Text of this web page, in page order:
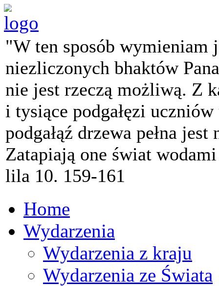
"W ten sposób wymieniam
niezliczonych bhaktów
nie jest rzeczą możliwą. Z
i tysiące podgałęzi
podgałąź drzewa pełna
Zatapiają one świat
lila 10. 159-161
Home
Wydarzenia
Wydarzenia z kraju
Wydarzenia ze Świata